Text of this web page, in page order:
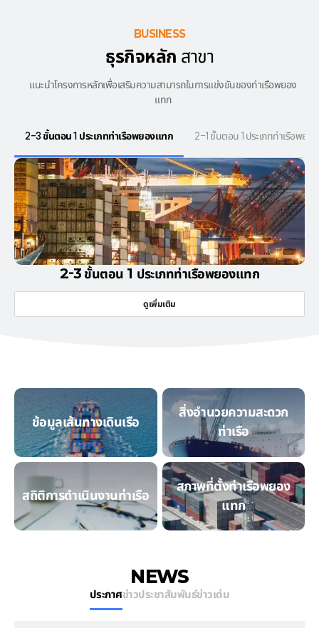
BUSINESS
ธุรกิจหลัก สาขา
แนะนำโครงการหลักเพื่อเสริมความสามารถในการแข่งขันของท่าเรือพยอง
แทก
2-3 ขั้นตอน 1 ประเภทท่าเรือพยองแทก 2-1 ขั้นตอน 1 ประเภทท่าเรือพยอ
2-3 ขั้นตอน 1 ประเภทท่าเรือพยองแทก
ดูเพิ่มเติม
ข้อมูลเส้นทางเดินเรือ
สิ่งอำนวยความสะดวก
ท่าเรือ
สถิติการดำเนินงานท่าเรือ
สภาพที่ตั้งท่าเรือพยอง
แทก
NEWS
ประกาศข่าวประชาสัมพันธ์ข่าวเด่น